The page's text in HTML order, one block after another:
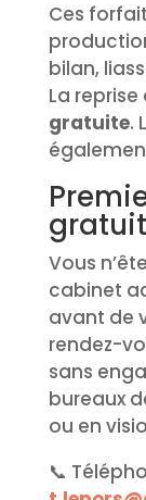
Ces
bilan,
La
gratuite.
Vous
cabinet
avant de
rendez-
sans
bureaux
ou en
📞